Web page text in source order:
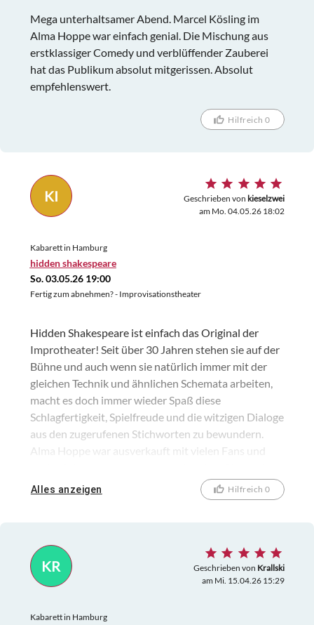
Mega unterhaltsamer Abend. Marcel Kösling im
Alma Hoppe war einfach genial. Die Mischung aus
erstklassiger Comedy und verblüffender Zauberei
hat das Publikum absolut mitgerissen. Absolut
empfehlenswert.
Hilfreich 0
KI Geschrieben von kieselzwei
am Mo. 04.05.26 18:02
Kabarett in Hamburg
hidden shakespeare
So. 03.05.26 19:00
Fertig zum abnehmen? - Improvisationstheater
Hidden Shakespeare ist einfach das Original der
Improtheater! Seit über 30 Jahren stehen sie auf der
Bühne und auch wenn sie natürlich immer mit der
gleichen Technik und ähnlichen Schemata arbeiten,
macht es doch immer wieder Spaß diese
Schlagfertigkeit, Spielfreude und die witzigen Dialoge
aus den zugerufenen Stichworten zu bewundern.
Alma Hoppe war ausverkauft mit vielen Fans und
vergnüglichen Abend.
Alles anzeigen Hilfreich 0
KR Geschrieben von Krallski
am Mi. 15.04.26 15:29
Kabarett in Hamburg